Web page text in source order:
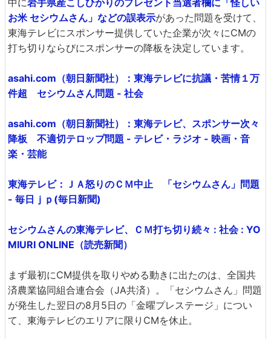
中に岩手県産こしひかりのプレゼント当選者欄に「怪しい
お米 セシウムさん」などの誤表示があった問題を受けて、
東海テレビにスポンサー提供していた企業が次々にCMの
打ち切りならびにスポンサーの降板を決定しています。
asahi.com（朝日新聞社）：東海テレビに抗議・苦情１万
件超 セシウムさん問題 - 社会
asahi.com（朝日新聞社）：東海テレビ、スポンサー次々
降板 不適切テロップ問題 - テレビ・ラジオ - 映画・音
楽・芸能
東海テレビ：ＪＡ怒りのＣＭ中止 「セシウムさん」問題
- 毎日ｊｐ(毎日新聞)
セシウムさんの東海テレビ、ＣＭ打ち切り続々 : 社会 : YO
MIURI ONLINE（読売新聞）
まず最初にCM提供を取りやめる動きに出たのは、全国共
済農業協同組合連合会（JA共済）。「セシウムさん」問題
が発生した翌日の8月5日の「金曜プレステージ」につい
て、東海テレビのエリアに限りCMを休止。